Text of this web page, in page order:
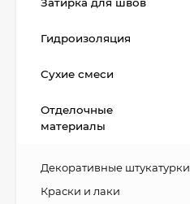
Гидроизоляция
Сухие смеси
Отделочные
материалы
Декоративные штукатурки
Краски и лаки